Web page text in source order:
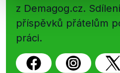
z Demagog.cz.
příspěvků přátelům
práci.